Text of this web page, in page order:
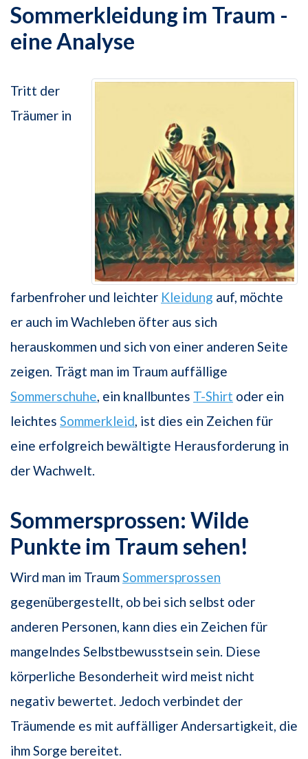
Sommerkleidung im Traum -
eine Analyse
Tritt der
Träumer in
farbenfroher und leichter Kleidung auf, möchte
er auch im Wachleben öfter aus sich
herauskommen und sich von einer anderen Seite
zeigen. Trägt man im Traum auffällige
Sommerschuhe , ein knallbuntes T-Shirt oder ein
leichtes Sommerkleid , ist dies ein Zeichen für
eine erfolgreich bewältigte Herausforderung in
der Wachwelt.
Sommersprossen: Wilde
Punkte im Traum sehen!
Wird man im TraumSommersprossen
gegenübergestellt, ob bei sich selbst oder
anderen Personen, kann dies ein Zeichen für
mangelndes Selbstbewusstsein sein. Diese
körperliche Besonderheit wird meist nicht
negativ bewertet. Jedoch verbindet der
Träumende es mit auffälliger Andersartigkeit, die
ihm Sorge bereitet.